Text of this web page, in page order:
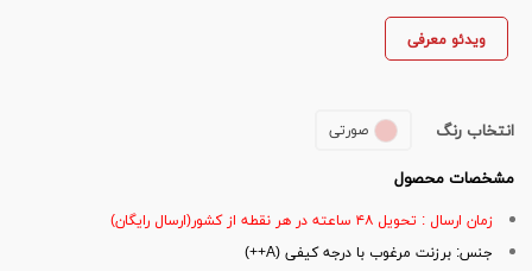
ویدئو معرفی
انتخاب رنگ صورتی
مشخصات محصول
زمان ارسال : تحویل ۴۸ ساعته در هر نقطه از کشور(ارسال رایگان)
جنس: برزنت مرغوب با درجه کیفی (A++)